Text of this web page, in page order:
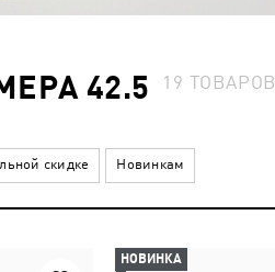
42.5 19 ТОВАРОВ
скидке Новинкам
НОВИНКА